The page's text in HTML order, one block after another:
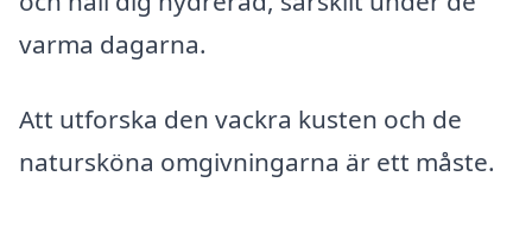
varma dagarna.
Att utforska den vackra kusten och de
natursköna omgivningarna är ett måste.